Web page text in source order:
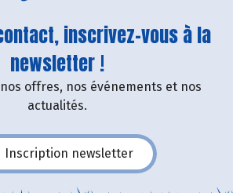
inscrivez-vous à la
newsletter !
offres, nos événements et nos
actualités.
Inscription newsletter